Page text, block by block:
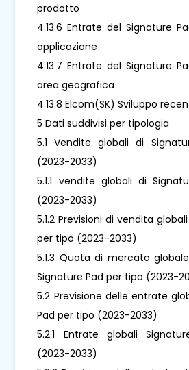
prodotto
4.13.6 Entrate del Signature
applicazione
4.13.7 Entrate del Signature
area geografica
4.13.8 Elcom(SK) Sviluppo
5 Dati suddivisi per tipologia
5.1 Vendite globali di
(2023-2033)
5.1.1 vendite globali di
(2023-2033)
5.1.2 Previsioni di vendita
per tipo (2023-2033)
5.1.3 Quota di mercato
Signature Pad per tipo (2023-
5.2 Previsione delle entrate
Pad per tipo (2023-2033)
5.2.1 Entrate globali
(2023-2033)